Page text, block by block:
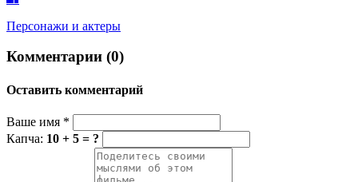
Персонажи и актеры
Комментарии (0)
Оставить комментарий
Ваше имя *
Капча: 10 + 5 = ?